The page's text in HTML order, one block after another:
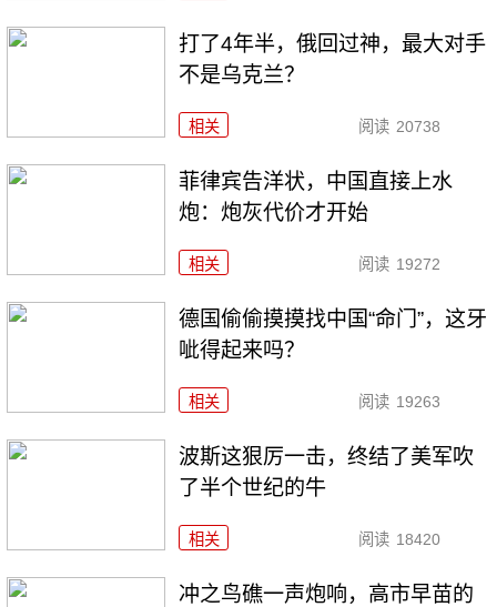
打了4年半，俄回过神，最大对手
不是乌克兰？
相关 阅读 20738
菲律宾告洋状，中国直接上水
炮：炮灰代价才开始
相关 阅读 19272
德国偷偷摸摸找中国“命门”，这牙
呲得起来吗？
相关 阅读 19263
波斯这狠厉一击，终结了美军吹
了半个世纪的牛
相关 阅读 18420
冲之鸟礁一声炮响，高市早苗的